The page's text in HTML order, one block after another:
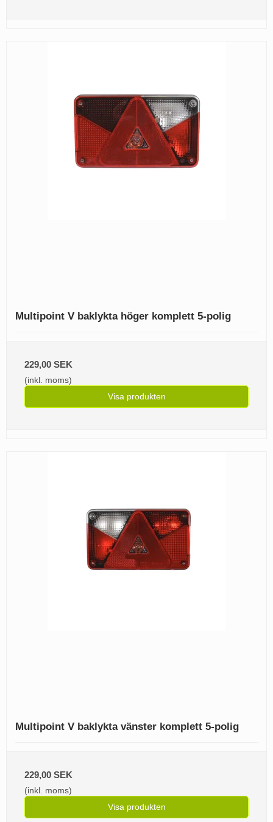
Multipoint V baklykta höger komplett 5-polig
229,00 SEK
(inkl. moms)
Visa produkten
Multipoint V baklykta vänster komplett 5-polig
229,00 SEK
(inkl. moms)
Visa produkten